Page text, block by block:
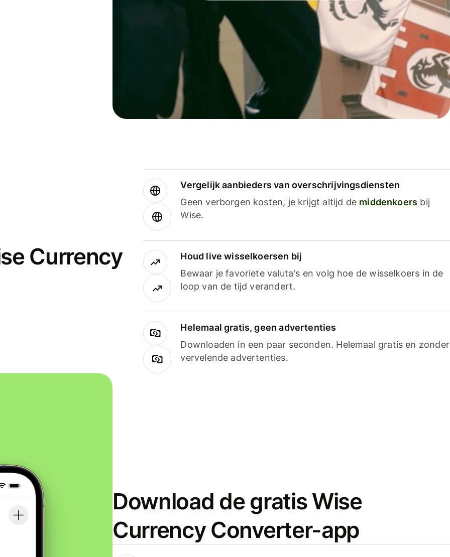
Currency
Vergelijk aanbieders van overschrijvingsdiensten
Geen verborgen kosten, je krijgt altijd de middenkoers bij
Wise.
Houd live wisselkoersen bij
Bewaar je favoriete valuta's en volg hoe de wisselkoers in de
loop van de tijd verandert.
Helemaal gratis, geen advertenties
Downloaden in een paar seconden. Helemaal gratis en zonder
vervelende advertenties.
Download de gratis Wise
Currency Converter-app